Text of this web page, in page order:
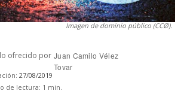
Imagen de dominio público (CCØ).
ofrecido por Juan Camilo Vélez
Tovar
27/08/2019
de lectura: 1 min.